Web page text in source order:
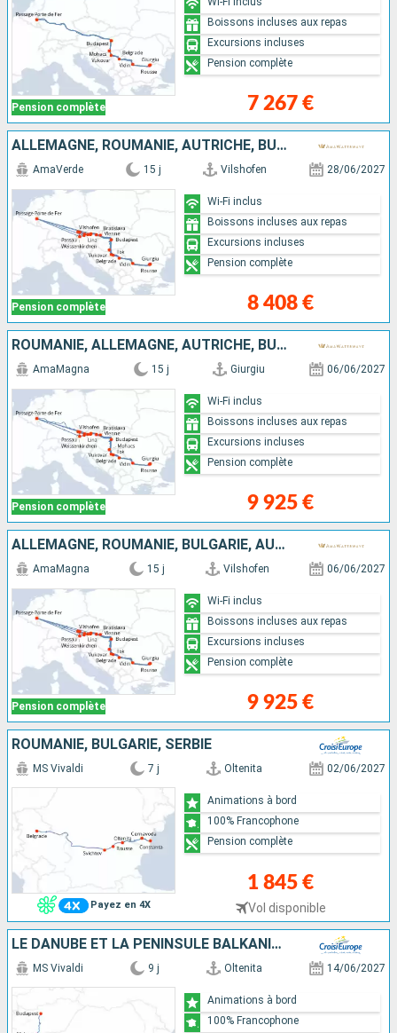
Pension complète 7 267 €
Boissons incluses aux repas
Excursions incluses
Pension complète
ALLEMAGNE, ROUMANIE, AUTRICHE, BULGARIE, SERBIE, SLOVAQUIE, CROATIE, HONGRIE
Pension complète
AmaVerde 15 j Vilshofen 28/06/2027
8 408 €
Wi-Fi inclus
Boissons incluses aux repas
Excursions incluses
Pension complète
ROUMANIE, ALLEMAGNE, AUTRICHE, BULGARIE, SERBIE, SLOVAQUIE, CROATIE, HONGRIE
Pension complète
AmaMagna 15 j Giurgiu 06/06/2027
9 925 €
Wi-Fi inclus
Boissons incluses aux repas
Excursions incluses
Pension complète
ALLEMAGNE, ROUMANIE, BULGARIE, AUTRICHE, SERBIE, CROATIE, SLOVAQUIE, HONGRIE
Pension complète
AmaMagna 15 j Vilshofen 06/06/2027
9 925 €
Wi-Fi inclus
Boissons incluses aux repas
Excursions incluses
Pension complète
ROUMANIE, BULGARIE, SERBIE
Payez en 4X
MS Vivaldi 7 j Oltenita 02/06/2027
1 845 €
Vol disponible
Animations à bord
100% Francophone
Pension complète
LE DANUBE ET LA PÉNINSULE BALKANIQUE - DE BUCAREST À BUDAPEST
MS Vivaldi 9 j Oltenita 14/06/2027
Animations à bord
100% Francophone